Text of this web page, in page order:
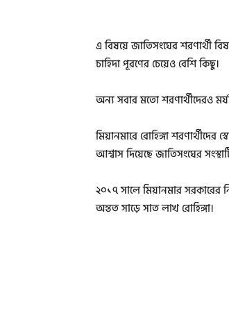
এ বিষয়ে জাতিসংঘের শরণার্থী
চাহিদা পূরণের চেয়েও বেশি কিছু।
অন্য সবার মতো শরণার্থীদেরও
মিয়ানমারে রোহিঙ্গা শরণার্থীদের
আশ্বাস দিয়েছে জাতিসংঘের
২০১৭ সালে মিয়ানমার সরকারের
অন্তত সাড়ে সাত লাখ রোহিঙ্গা।